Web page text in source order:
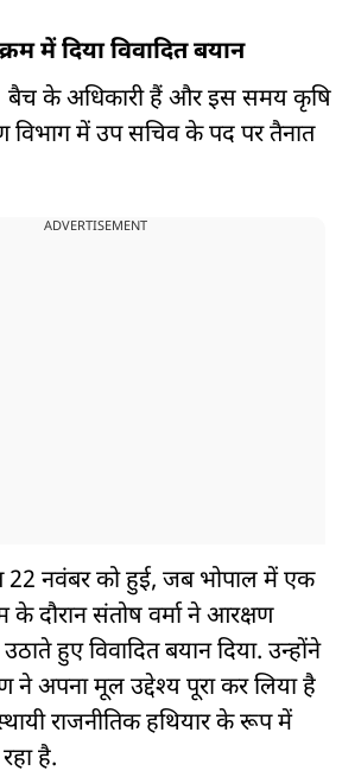
में दिया विवादित बयान
बैच के अधिकारी हैं और इस समय कृषि
विभाग में उप सचिव के पद पर तैनात
ADVERTISEMENT
नवंबर को हुई, जब भोपाल में एक
के दौरान संतोष वर्मा ने आरक्षण
हुए विवादित बयान दिया. उन्होंने
ने अपना मूल उद्देश्य पूरा कर लिया है
राजनीतिक हथियार के रूप में
है.